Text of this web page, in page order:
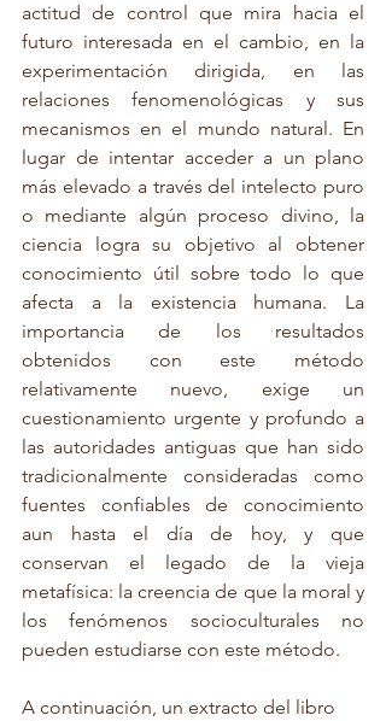
actitud de control que mira hacia el
futuro interesada en el cambio, en la
experimentación dirigida, en las
relaciones fenomenológicas y sus
mecanismos en el mundo natural. En
lugar de intentar acceder a un plano
más elevado a través del intelecto puro
o mediante algún proceso divino, la
ciencia logra su objetivo al obtener
conocimiento útil sobre todo lo que
afecta a la existencia humana. La
importancia de los resultados
obtenidos con este método
relativamente nuevo, exige un
cuestionamiento urgente y profundo a
las autoridades antiguas que han sido
tradicionalmente consideradas como
fuentes confiables de conocimiento
aun hasta el día de hoy, y que
conservan el legado de la vieja
metafísica: la creencia de que la moral y
los fenómenos socioculturales no
pueden estudiarse con este método.
A continuación, un extracto del libro